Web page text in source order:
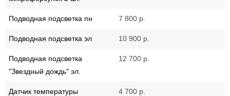
Подводная подсветка пн 7 800 р.
Подводная подсветка эл 10 900 р.
Подводная подсветка
"Звездный дождь" эл.
12 700 р.
Датчик температуры
4 700 р.